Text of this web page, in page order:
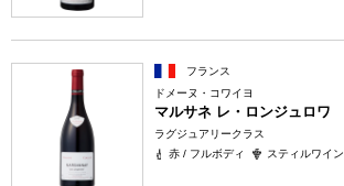
フランス
ドメーヌ・コワイヨ
マルサネ レ・ロンジュロワ
ラグジュアリークラス
赤 / フルボディ
スティルワイン